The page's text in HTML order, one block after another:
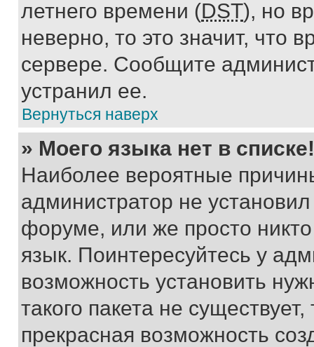
летнего времени (DST), но
неверно, то это значит, что
сервере. Сообщите
устранил ее.
Вернуться наверх
» Моего языка нет в списке!
Наиболее вероятные
администратор не
форуме, или же просто
язык. Поинтересуйтесь у
возможность установить
такого пакета не
прекрасная возможность